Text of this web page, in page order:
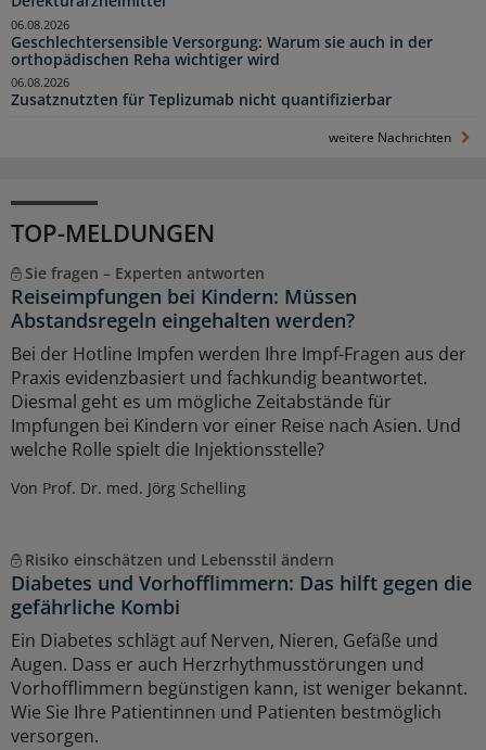
Geschlechtersensible Versorgung: Warum sie auch in der
orthopädischen Reha wichtiger wird
06.08.2026
Zusatznutzten für Teplizumab nicht quantifizierbar
06.08.2026
weitere Nachrichten
TOP-MELDUNGEN
Sie fragen – Experten antworten
Reiseimpfungen bei Kindern: Müssen
Abstandsregeln eingehalten werden?
Bei der Hotline Impfen werden Ihre Impf-Fragen aus der
Praxis evidenzbasiert und fachkundig beantwortet.
Diesmal geht es um mögliche Zeitabstände für
Impfungen bei Kindern vor einer Reise nach Asien. Und
welche Rolle spielt die Injektionsstelle?
Von Prof. Dr. med. Jörg Schelling
Risiko einschätzen und Lebensstil ändern
Diabetes und Vorhofflimmern: Das hilft gegen die
gefährliche Kombi
Ein Diabetes schlägt auf Nerven, Nieren, Gefäße und
Augen. Dass er auch Herzrhythmusstörungen und
Vorhofflimmern begünstigen kann, ist weniger bekannt.
Wie Sie Ihre Patientinnen und Patienten bestmöglich
versorgen.